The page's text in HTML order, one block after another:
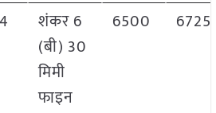
शंकर 6
(बी) 30
मिमी
फाइन
6500 6725